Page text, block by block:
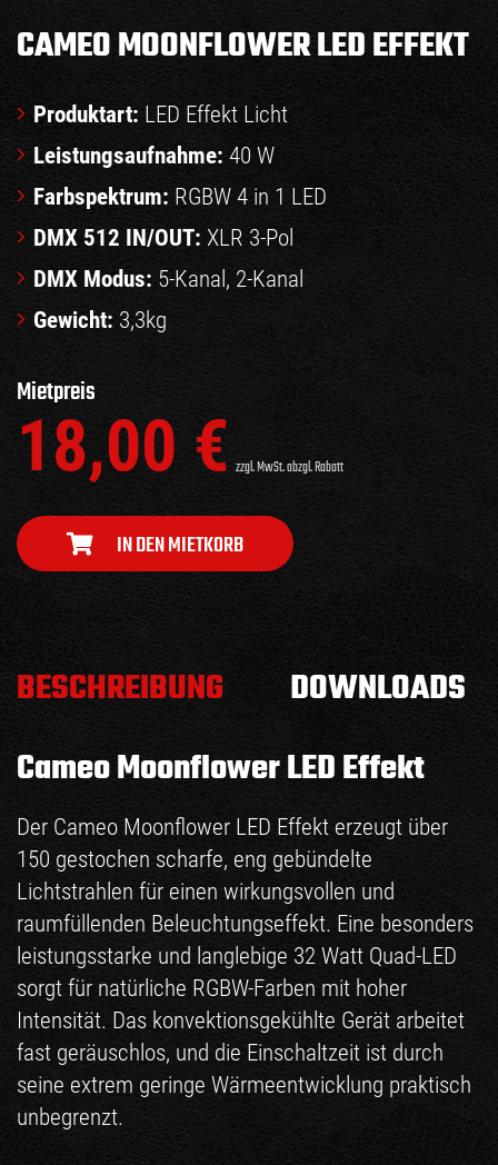
CAMEO MOONFLOWER LED EFFEKT
Produktart: LED Effekt Licht
Leistungsaufnahme: 40 W
Farbspektrum: RGBW 4 in 1 LED
DMX 512 IN/OUT: XLR 3-Pol
DMX Modus: 5-Kanal, 2-Kanal
Gewicht: 3,3kg
Mietpreis
18,00 € zzgl. MwSt. abzgl. Rabatt
IN DEN MIETKORB
BESCHREIBUNG
DOWNLOADS
Cameo Moonflower LED Effekt
Der Cameo Moonflower LED Effekt erzeugt über
150 gestochen scharfe, eng gebündelte
Lichtstrahlen für einen wirkungsvollen und
raumfüllenden Beleuchtungseffekt. Eine besonders
leistungsstarke und langlebige 32 Watt Quad-LED
sorgt für natürliche RGBW-Farben mit hoher
Intensität. Das konvektionsgekühlte Gerät arbeitet
fast geräuschlos, und die Einschaltzeit ist durch
seine extrem geringe Wärmeentwicklung praktisch
unbegrenzt.